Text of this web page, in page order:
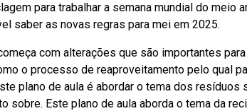
para trabalhar a semana mundial do meio
saber as novas regras para mei em 2025.
com alterações que são importantes
o processo de reaproveitamento pelo qual
plano de aula é abordar o tema dos
sobre. Este plano de aula aborda o tema da